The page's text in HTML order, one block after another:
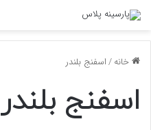
خانه/اسفنج بلندر
اسفنج بلندر